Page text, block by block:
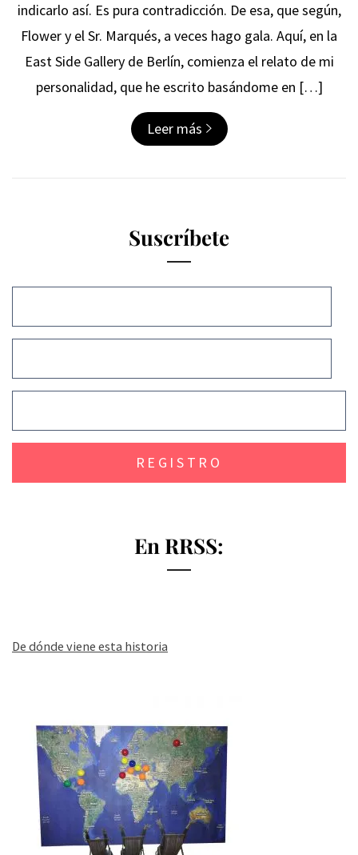
indicarlo así. Es pura contradicción. De esa, que según,
Flower y el Sr. Marqués, a veces hago gala. Aquí, en la
East Side Gallery de Berlín, comienza el relato de mi
personalidad, que he escrito basándome en […]
Leer más
Suscríbete
En RRSS:
De dónde viene esta historia